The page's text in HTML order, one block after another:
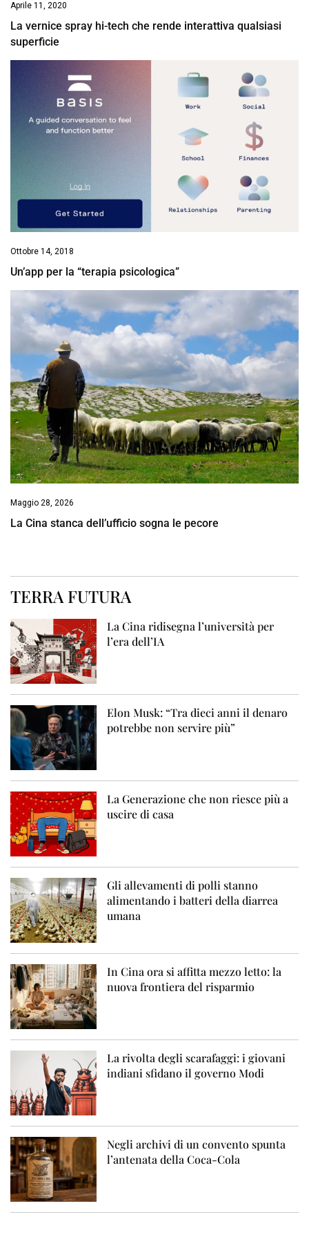
Aprile 11, 2020
La vernice spray hi-tech che rende interattiva qualsiasi
superficie
Ottobre 14, 2018
Un’app per la “terapia psicologica”
Maggio 28, 2026
La Cina stanca dell’ufficio sogna le pecore
TERRA FUTURA
La Cina ridisegna l’università per
l’era dell’IA
Elon Musk: “Tra dieci anni il denaro
potrebbe non servire più”
La Generazione che non riesce più a
uscire di casa
Gli allevamenti di polli stanno
alimentando i batteri della diarrea
umana
In Cina ora si affitta mezzo letto: la
nuova frontiera del risparmio
La rivolta degli scarafaggi: i giovani
indiani sfidano il governo Modi
Negli archivi di un convento spunta
l’antenata della Coca-Cola